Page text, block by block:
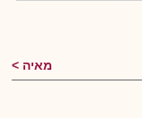
מאיה